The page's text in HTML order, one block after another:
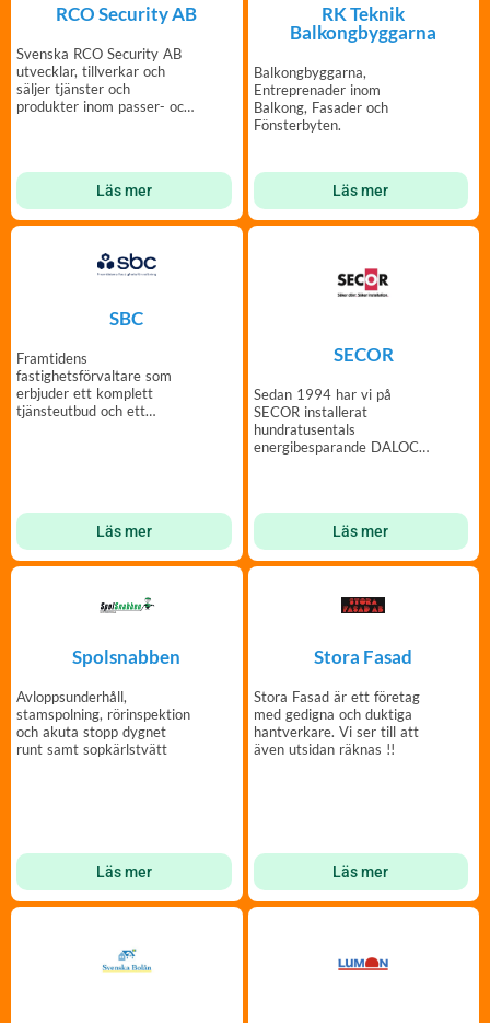
RCO Security AB
Svenska RCO Security AB
utvecklar, tillverkar och
säljer tjänster och
produkter inom passer- och
Läs mer
RK Teknik
Balkongbyggarna
Balkongbyggarna,
Entreprenader inom
Balkong, Fasader och
Fönsterbyten.
Läs mer
SBC
Framtidens
fastighetsförvaltare som
erbjuder ett komplett
tjänsteutbud och ett
Läs mer
SECOR
Sedan 1994 har vi på
SECOR installerat
hundratusentals
energibesparande DALOC
Läs mer
Spolsnabben
Avloppsunderhåll,
stamspolning, rörinspektion
och akuta stopp dygnet
runt samt sopkärlstvätt
Läs mer
Stora Fasad
Stora Fasad är ett företag
med gedigna och duktiga
hantverkare. Vi ser till att
även utsidan räknas !!
Läs mer